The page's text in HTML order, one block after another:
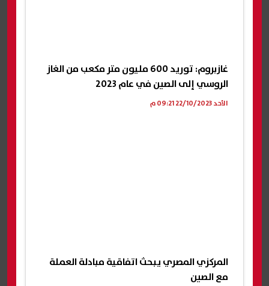
غازبروم: توريد 600 مليون متر مكعب من الغاز
الروسي إلى الصين في عام 2023
الأحد 22/10/2023 09:21 م
المركزي المصري يبحث اتفاقية مبادلة العملة
مع الصين